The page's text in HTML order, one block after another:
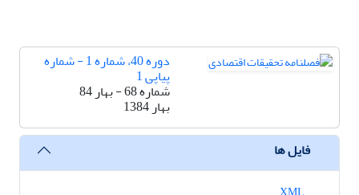
دوره 40، شماره 1 - شماره
پیاپی 1
شماره 68 - بهار 84
بهار 1384
فایل ها